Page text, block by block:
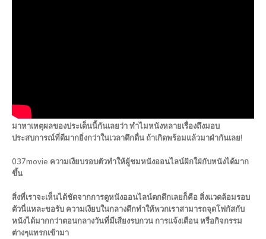
มาหาเหตุผลของประเด็นนี้กันเลยว่า ทำไมหนังหลายเรื่องถึงมอบ
ประสบการณ์ที่ดีมากยิ่งกว่าในเวลาดึกดื่น ถ้าเกิดพร้อมแล้วมาฝ่ากันเลย!
037movie ความเงียบรอบตัวทำให้ผู้ชมหนังออนไลน์ฝักใฝ่กับหนังได้มาก
ขึ้น
สิ่งที่เราจะเห็นได้ชัดจากการดูหนังออนไลน์ตกดึกเลยก็คือ สิ่งแวดล้อมรอบ
ตัวนี่แหละขอรับ ความเงียบในกลางดึกทำให้พวกเราสามารถจุดโฟกัสกับ
หนังได้มากกว่าตอนกลางวันที่มีเสียงรบกวน การแจ้งเตือน หรือกิจกรรม
ต่างๆแทรกเข้ามา